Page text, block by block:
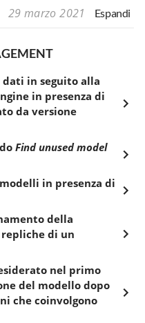
29 marzo 2021 Espandi
in seguito alla
in presenza di
da versione
Find unused model
in presenza di
della
di un
nel primo
del modello dopo
che coinvolgono